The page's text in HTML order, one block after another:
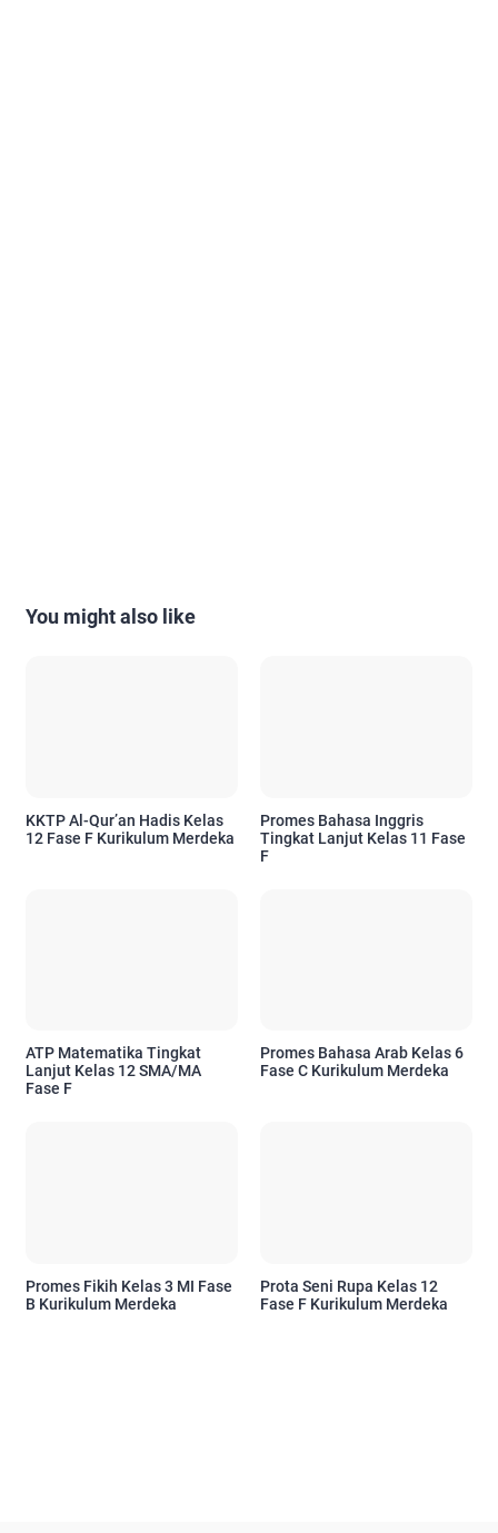
You might also like
KKTP Al-Qur’an Hadis Kelas
12 Fase F Kurikulum Merdeka
Promes Bahasa Inggris
Tingkat Lanjut Kelas 11 Fase
F
ATP Matematika Tingkat
Lanjut Kelas 12 SMA/MA
Fase F
Promes Bahasa Arab Kelas 6
Fase C Kurikulum Merdeka
Promes Fikih Kelas 3 MI Fase
B Kurikulum Merdeka
Prota Seni Rupa Kelas 12
Fase F Kurikulum Merdeka